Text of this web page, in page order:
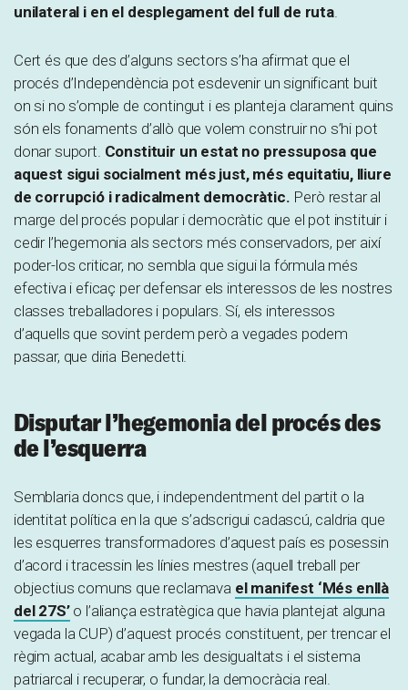
unilateral i en el desplegament del full de ruta.
Cert és que des d’alguns sectors s’ha afirmat que el
procés d’Independència pot esdevenir un significant buit
on si no s’omple de contingut i es planteja clarament quins
són els fonaments d’allò que volem construir no s’hi pot
donar suport. Constituir un estat no pressuposa que
aquest sigui socialment més just, més equitatiu, lliure
de corrupció i radicalment democràtic. Però restar al
marge del procés popular i democràtic que el pot instituir i
cedir l’hegemonia als sectors més conservadors, per així
poder-los criticar, no sembla que sigui la fórmula més
efectiva i eficaç per defensar els interessos de les nostres
classes treballadores i populars. Sí, els interessos
d’aquells que sovint perdem però a vegades podem
passar, que diria Benedetti.
Disputar l’hegemonia del procés des
de l’esquerra
Semblaria doncs que, i independentment del partit o la
identitat política en la que s’adscrigui cadascú, caldria que
les esquerres transformadores d’aquest país es posessin
d’acord i tracessin les línies mestres (aquell treball per
objectius comuns que reclamava el manifest ‘Més enllà
del 27S’o l’aliança estratègica que havia plantejat alguna
vegada la CUP) d’aquest procés constituent, per trencar el
règim actual, acabar amb les desigualtats i el sistema
patriarcal i recuperar, o fundar, la democràcia real.